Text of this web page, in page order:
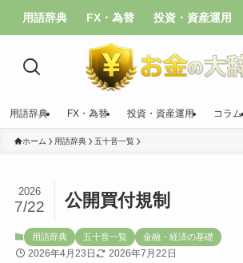
用語辞典 FX・為替 投資・資産運用
用語辞典 FX・為替 投資・資産運用 コラム
ホーム 用語辞典 五十音一覧
公開買付規制
2026
7/22
用語辞典 五十音一覧 金融・経済の基礎
2026年4月23日 2026年7月22日